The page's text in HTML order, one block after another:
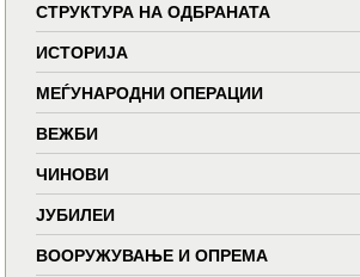
СТРУКТУРА НА ОДБРАНАТА
ИСТОРИЈА
МЕЃУНАРОДНИ ОПЕРАЦИИ
ВЕЖБИ
ЧИНОВИ
ЈУБИЛЕИ
ВООРУЖУВАЊЕ И ОПРЕМА